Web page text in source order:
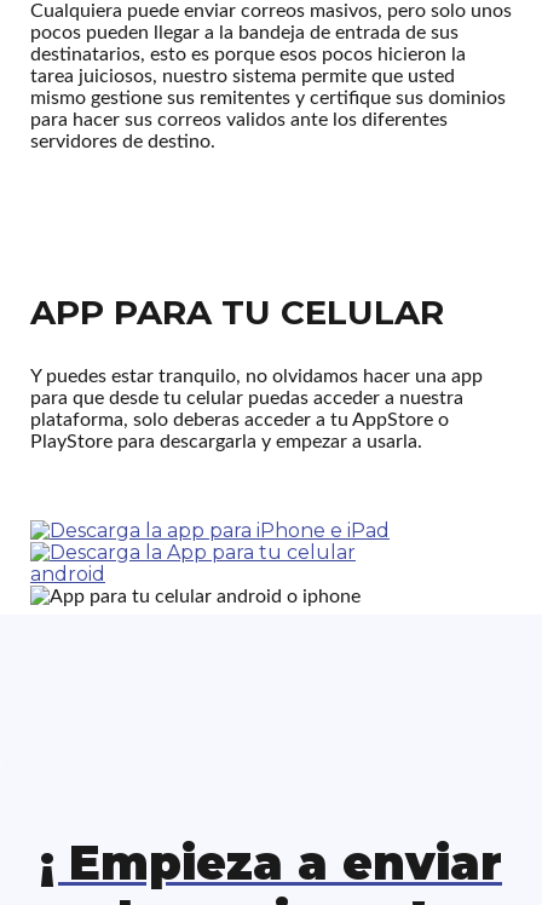
Cualquiera puede enviar correos masivos, pero solo unos
pocos pueden llegar a la bandeja de entrada de sus
destinatarios, esto es porque esos pocos hicieron la
tarea juiciosos, nuestro sistema permite que usted
mismo gestione sus remitentes y certifique sus dominios
para hacer sus correos validos ante los diferentes
servidores de destino.
APP PARA TU CELULAR
Y puedes estar tranquilo, no olvidamos hacer una app
para que desde tu celular puedas acceder a nuestra
plataforma, solo deberas acceder a tu AppStore o
PlayStore para descargarla y empezar a usarla.
¡ Empieza a enviar